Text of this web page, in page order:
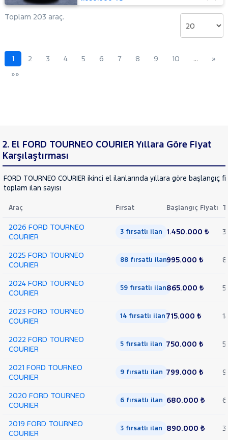
NISSAN
RENAULT
SEAT
TOYOTA
TRAKTÖR
VOLKSWAGEN
Toplam 203 araç.
1 2 3 4 5 6 7 8 9 10 …
»
»»
2. El FORD TOURNEO COURIER Yıllara Göre Fiyat
Karşılaştırması
FORD TOURNEO COURIER ikinci el ilanlarında yıllara göre başlangıç
toplam ilan sayısı
Araç Fırsat Başlangıç Fiyatı
2026 FORD TOURNEO
COURIER
3 fırsatlı ilan 1.450.000 ₺ 3
2025 FORD TOURNEO
COURIER
88 fırsatlı ilan995.000 ₺
2024 FORD TOURNEO
COURIER
59 fırsatlı ilan865.000 ₺
2023 FORD TOURNEO
COURIER
14 fırsatlı ilan715.000 ₺
2022 FORD TOURNEO
COURIER
5 fırsatlı ilan 750.000 ₺ 5
2021 FORD TOURNEO
COURIER
9 fırsatlı ilan 799.000 ₺ 9
2020 FORD TOURNEO
COURIER
6 fırsatlı ilan 680.000 ₺ 6
2019 FORD TOURNEO
COURIER
3 fırsatlı ilan 890.000 ₺ 3